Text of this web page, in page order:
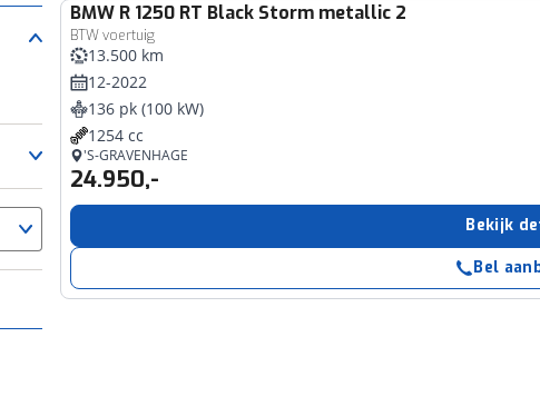
BMW R 1250 RT Black Storm metallic 2
BTW voertuig
13.500 km
12-2022
136 pk (100 kW)
1254 cc
'S-GRAVENHAGE
24.950,-
Bekijk
Bel